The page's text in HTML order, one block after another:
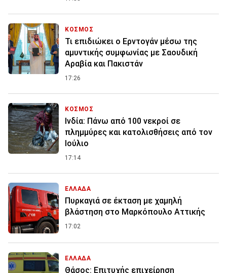
ΚΟΣΜΟΣ
Τι επιδιώκει ο Ερντογάν μέσω της
αμυντικής συμφωνίας με Σαουδική
Αραβία και Πακιστάν
17:26
ΚΟΣΜΟΣ
Ινδία: Πάνω από 100 νεκροί σε
πλημμύρες και κατολισθήσεις από τον
Ιούλιο
17:14
ΕΛΛΑΔΑ
Πυρκαγιά σε έκταση με χαμηλή
βλάστηση στο Μαρκόπουλο Αττικής
17:02
ΕΛΛΑΔΑ
Θάσος: Επιτυχής επιχείρηση